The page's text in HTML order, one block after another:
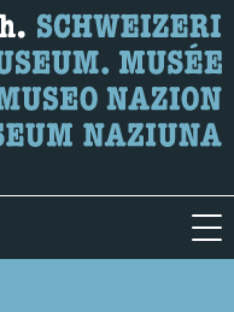
suchen.